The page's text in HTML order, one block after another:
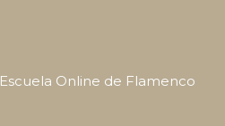
Escuela Online de Flamenco